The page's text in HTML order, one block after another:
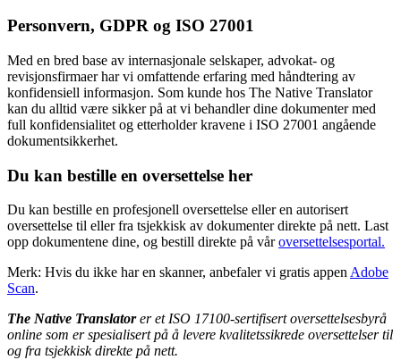
Personvern, GDPR og ISO 27001
Med en bred base av internasjonale selskaper, advokat- og
revisjonsfirmaer har vi omfattende erfaring med håndtering av
konfidensiell informasjon. Som kunde hos The Native Translator
kan du alltid være sikker på at vi behandler dine dokumenter med
full konfidensialitet og etterholder kravene i ISO 27001 angående
dokumentsikkerhet.
Du kan bestille en oversettelse her
Du kan bestille en profesjonell oversettelse eller en autorisert
oversettelse til eller fra tsjekkisk av dokumenter direkte på nett. Last
opp dokumentene dine, og bestill direkte på våroversettelsesportal.
Merk: Hvis du ikke har en skanner, anbefaler vi gratis appen Adobe
Scan.
The Native Translatorer et ISO 17100-sertifisert oversettelsesbyrå
online som er spesialisert på å levere kvalitetssikrede oversettelser til
og fra tsjekkisk direkte på nett.